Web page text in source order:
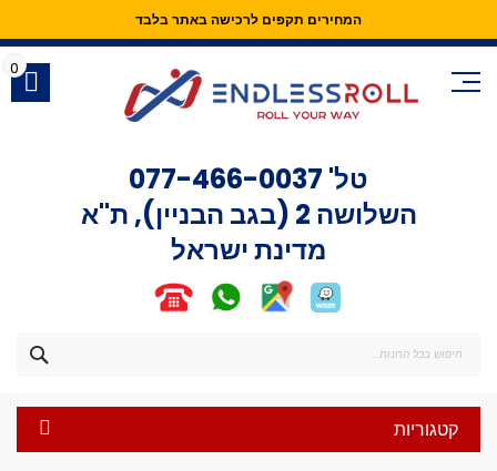
המחירים תקפים לרכישה באתר בלבד
Skip
Content
טל' 077-466-0037
השלושה 2 (בגב הבניין), ת"א
מדינת ישראל
0
קטגוריות